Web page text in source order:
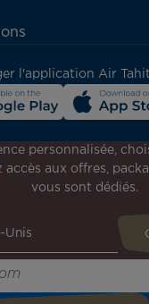
l'application Air
newsletter !
toutes nos
prochain voyage !
e-mail ici
personnalisée,
accès aux offres,
vous sont dédiés.